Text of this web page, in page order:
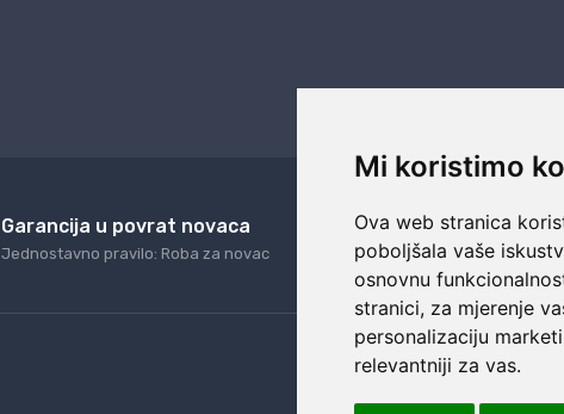
Mi koristimo
Ova web stranica
poboljšala vaše
osnovnu
stranici, za mjerenje
personalizaciju
relevantniji za vas.
Garancija u povrat novaca
Jednostavno pravilo: Roba za novac
24/7 odlična
Naši agenti uvijek na